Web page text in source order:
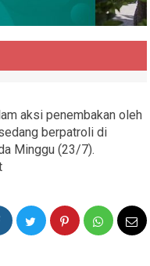
aksi penembakan oleh
berpatroli di
Minggu (23/7).